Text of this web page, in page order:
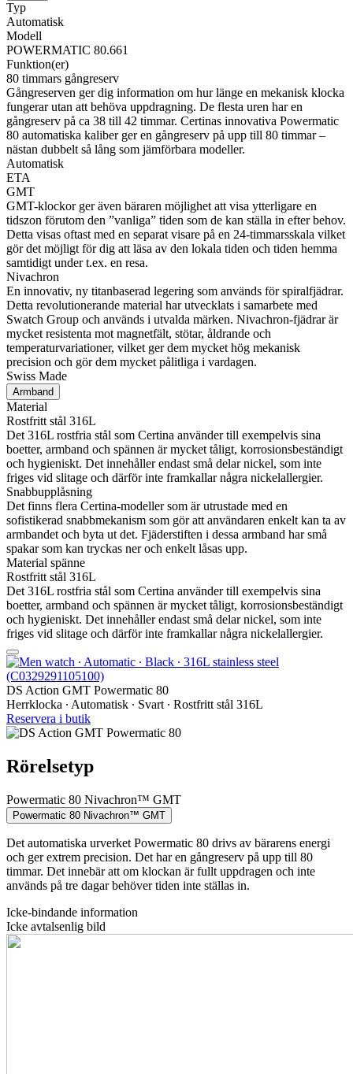
Typ
Automatisk
Modell
POWERMATIC 80.661
Funktion(er)
80 timmars gångreserv
Gångreserven ger dig information om hur länge en mekanisk klocka
fungerar utan att behöva uppdragning. De flesta uren har en
gångreserv på ca 38 till 42 timmar. Certinas innovativa Powermatic
80 automatiska kaliber ger en gångreserv på upp till 80 timmar –
nästan dubbelt så lång som jämförbara modeller.
Automatisk
ETA
GMT
GMT-klockor ger även bäraren möjlighet att visa ytterligare en
tidszon förutom den ”vanliga” tiden som de kan ställa in efter behov.
Detta visas oftast med en separat visare på en 24-timmarsskala vilket
gör det möjligt för dig att läsa av den lokala tiden och tiden hemma
samtidigt under t.ex. en resa.
Nivachron
En innovativ, ny titanbaserad legering som används för spiralfjädrar.
Detta revolutionerande material har utvecklats i samarbete med
Swatch Group och används i utvalda märken. Nivachron-fjädrar är
mycket resistenta mot magnetfält, stötar, åldrande och
temperaturvariationer, vilket ger dem mycket hög mekanisk
precision och gör dem mycket pålitliga i vardagen.
Swiss Made
Armband
Material
Rostfritt stål 316L
Det 316L rostfria stål som Certina använder till exempelvis sina
boetter, armband och spännen är mycket tåligt, korrosionsbeständigt
och hygieniskt. Det innehåller endast små delar nickel, som inte
friges vid slitage och därför inte framkallar några nickelallergier.
Snabbupplåsning
Det finns flera Certina-modeller som är utrustade med en
sofistikerad snabbmekanism som gör att användaren enkelt kan ta av
armbandet och byta ut det. Fjäderstiften i dessa armband har små
spakar som kan tryckas ner och enkelt låsas upp.
Material spänne
Rostfritt stål 316L
Det 316L rostfria stål som Certina använder till exempelvis sina
boetter, armband och spännen är mycket tåligt, korrosionsbeständigt
och hygieniskt. Det innehåller endast små delar nickel, som inte
friges vid slitage och därför inte framkallar några nickelallergier.
DS Action GMT Powermatic 80
Herrklocka ∙ Automatisk ∙ Svart ∙ Rostfritt stål 316L
Reservera i butik
Rörelsetyp
Powermatic 80 Nivachron™ GMT
Powermatic 80 Nivachron™ GMT
Det automatiska urverket Powermatic 80 drivs av bärarens energi
och ger extrem precision. Det har en gångreserv på upp till 80
timmar. Det innebär att om klockan är fullt uppdragen och inte
används på tre dagar behöver tiden inte ställas in.
Icke-bindande information
Icke avtalsenlig bild